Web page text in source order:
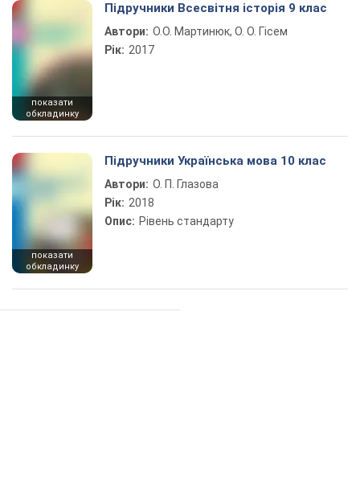
показати
обкладинку
Підручники Всесвітня історія 9 клас
Автори: О.О. Мартинюк, О. О. Гісем
Рік: 2017
показати
обкладинку
Підручники Українська мова 10 клас
Автори: О. П. Глазова
Рік: 2018
Опис: Рівень стандарту